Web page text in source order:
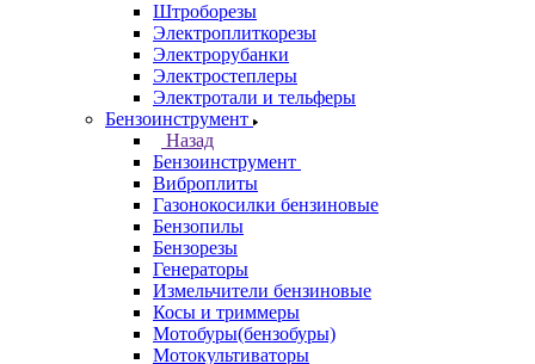
Штроборезы
Электроплиткорезы
Электрорубанки
Электростеплеры
Электротали и тельферы
Бензоинструмент
Назад
Бензоинструмент
Виброплиты
Газонокосилки бензиновые
Бензопилы
Бензорезы
Генераторы
Измельчители бензиновые
Косы и триммеры
Мотобуры(бензобуры)
Мотокультиваторы